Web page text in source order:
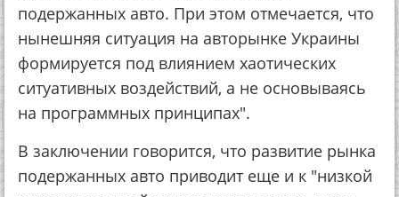
подержанных авто. При этом отмечается, что
нынешняя ситуация на авторынке Украины
формируется под влиянием хаотических
ситуативных воздействий, а не основываясь
на программных принципах".
В заключении говорится, что развитие рынка
подержанных авто приводит еще и к "низкой